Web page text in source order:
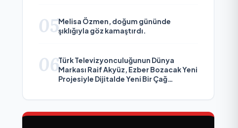
05Melisa Özmen, doğum gününde
şıklığıyla göz kamaştırdı.
06Türk Televizyonculuğunun Dünya
Markası Raif Akyüz, Ezber Bozacak Yeni
Projesiyle Dijitalde Yeni Bir Çağ